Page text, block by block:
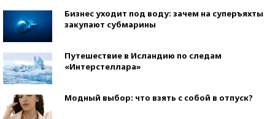
Бизнес уходит под воду: зачем на суперъяхты
закупают субмарины
Путешествие в Исландию по следам
«Интерстеллара»
Модный выбор: что взять с собой в отпуск?